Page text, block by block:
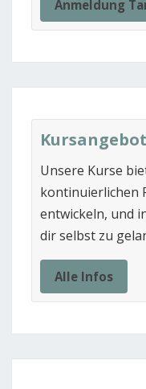
Anmeldung
Unsere Kurse
kontinuierlichen
entwickeln, und
dir selbst zu
Alle Infos